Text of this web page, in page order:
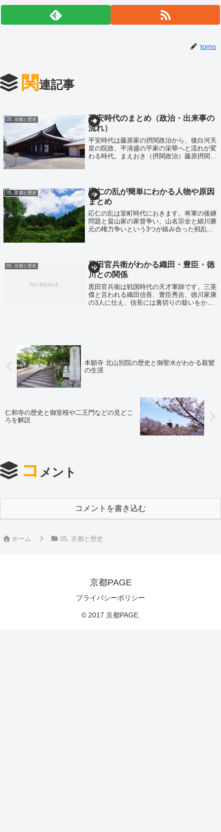
tomo
関連記事
05. 京都と歴史
平安時代のまとめ（政治・出来事の
流れ）
平安時代は藤原家の摂関政治から、後白河天
皇の院政、平清盛の平家の栄華へと流れが変
わる時代。まえおき（摂関政治）藤原摂関家
力...
05. 京都と歴史
応仁の乱が簡単にわかる人物や原因
まとめ
応仁の乱は室町時代におきます。将軍の後継
問題と畠山家の家督争い、山名宗全と細川勝
元の権力争いという3つが絡み合った戦乱
05. 京都と歴史
黒田官兵衛がわかる織田・豊臣・徳
川との関係
黒田官兵衛は戦国時代の天才軍師です。三英
傑と言われる織田信長、豊臣秀吉、徳川家康
の3人に仕え、信長には裏切りの疑いをかけ
本願寺 北山別院の歴史と御聖水がわかる親鸞
の生涯
仁和寺の歴史と御室桜や二王門などの見どこ
ろを解説
コ メント
コメントを書き込む
ホーム 05. 京都と歴史
京都PAGE
プライバシーポリシー
© 2017 京都PAGE.